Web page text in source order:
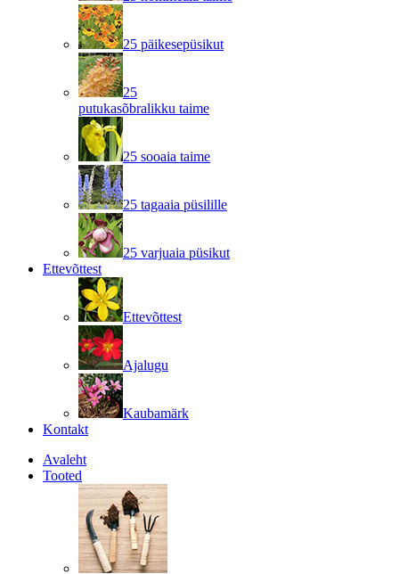
25 päikesepüsikut
25
putukasõbralikku taime
25 sooaia taime
25 tagaaia püsilille
25 varjuaia püsikut
Ettevõttest
Ettevõttest
Ajalugu
Kaubamärk
Kontakt
Avaleht
Tooted